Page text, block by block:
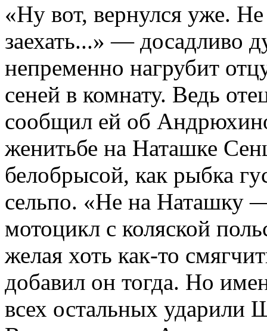
«Ну вот, вернулся уже.
заехать...» — досадливо
непременно нагрубит
сеней в комнату. Ведь
сообщил ей об
женитьбе на Наташке
белобрысой, как рыбка
сельпо. «Не на Наташку
мотоцикл с коляской
желая хоть как-то
добавил он тогда. Но
всех остальных ударили